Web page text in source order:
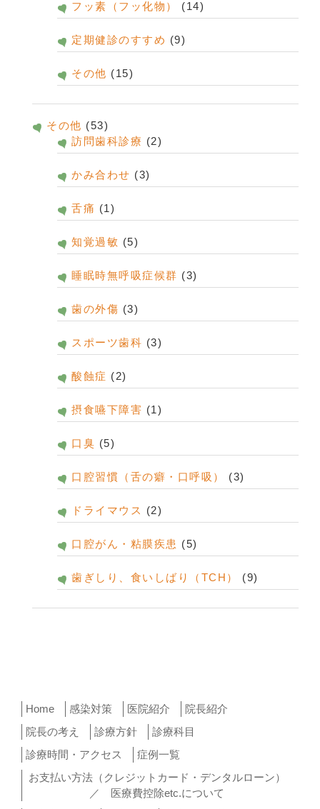
フッ素（フッ化物） (14)
定期健診のすすめ (9)
その他 (15)
その他 (53)
訪問歯科診療 (2)
かみ合わせ (3)
舌痛 (1)
知覚過敏 (5)
睡眠時無呼吸症候群 (3)
歯の外傷 (3)
スポーツ歯科 (3)
酸蝕症 (2)
摂食嚥下障害 (1)
口臭 (5)
口腔習慣（舌の癖・口呼吸） (3)
ドライマウス (2)
口腔がん・粘膜疾患 (5)
歯ぎしり、食いしばり（TCH） (9)
Home 感染対策 医院紹介
院長紹介
院長の考え
診療方針
診療科目
診療時間・アクセス
症例一覧
お支払い方法（クレジットカード・デンタルローン）
／ 医療費控除etc.について